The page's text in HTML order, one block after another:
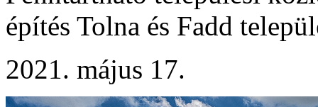
építés Tolna és Fadd
2021. május 17.